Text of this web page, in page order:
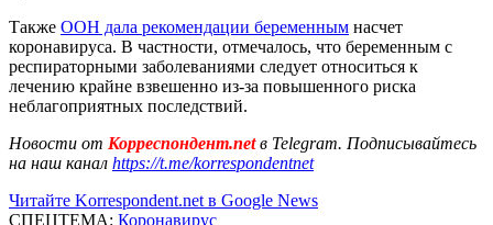
Также ООН дала рекомендации беременным насчет
коронавируса. В частности, отмечалось, что беременным с
респираторными заболеваниями следует относиться к
лечению крайне взвешенно из-за повышенного риска
неблагоприятных последствий.
Новости от Корреспондент.netв Telegram. Подписывайтесь
на наш канал https://t.me/korrespondentnet
Читайте Korrespondent.net в Google News
СПЕЦТЕМА: Коронавирус